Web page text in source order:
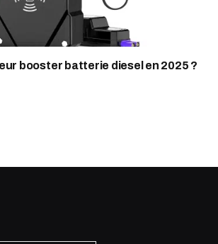
booster batterie diesel en 2025 ?